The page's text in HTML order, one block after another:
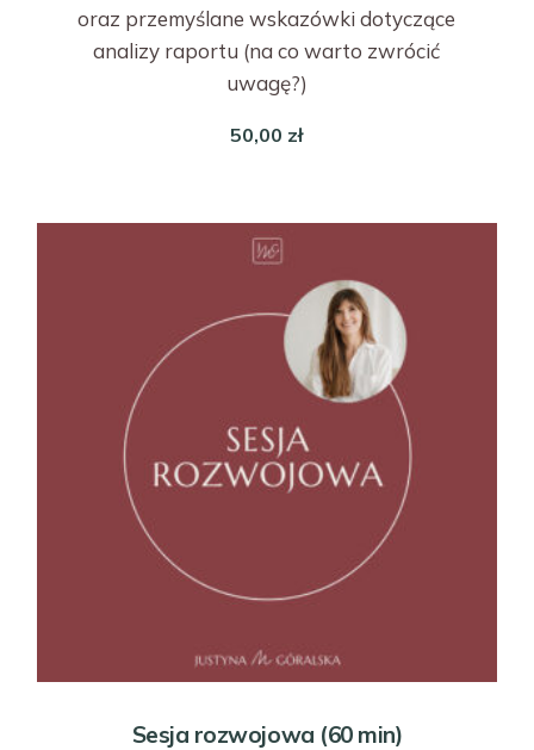
oraz przemyślane wskazówki dotyczące
analizy raportu (na co warto zwrócić
uwagę?)
50,00 zł
Sesja rozwojowa (60 min)